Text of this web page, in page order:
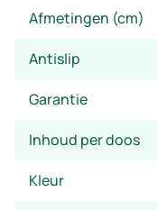
Afmetingen (cm)
Antislip
Garantie
Inhoud per doos
Kleur